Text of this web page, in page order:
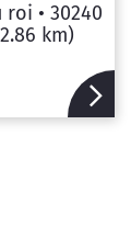
roi • 30240
km)